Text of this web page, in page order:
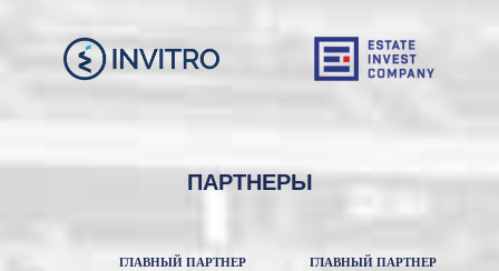
ПАРТНЕРЫ
ГЛАВНЫЙ ПАРТНЕР ГЛАВНЫЙ ПАРТНЕР